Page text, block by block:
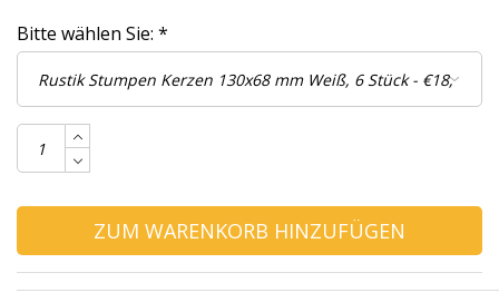
Bitte wählen Sie: *
ZUM WARENKORB HINZUFÜGEN